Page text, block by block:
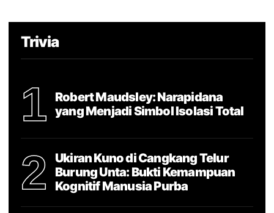
Trivia
1
Robert Maudsley: Narapidana
yang Menjadi Simbol Isolasi Total
2
Ukiran Kuno di Cangkang Telur
Burung Unta: Bukti Kemampuan
Kognitif Manusia Purba